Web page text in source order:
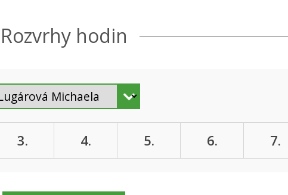
Rozvrhy hodin
3. 4. 5. 6. 7.